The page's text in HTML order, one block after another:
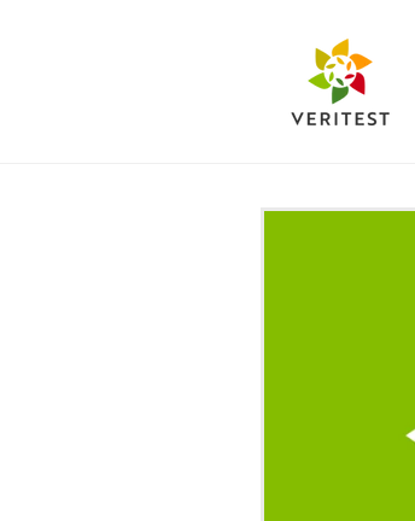
directamente